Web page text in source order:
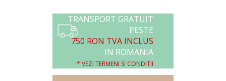
TRANSPORT GRATUIT
PESTE
750 RON TVA INCLUS
IN ROMANIA
* VEZI TERMENI SI CONDITII